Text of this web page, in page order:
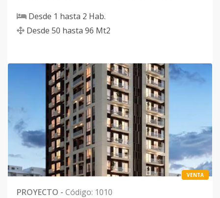
Desde 1 hasta 2 Hab.
Desde 50 hasta 96 Mt2
VENTA
PROYECTO - Código: 1010